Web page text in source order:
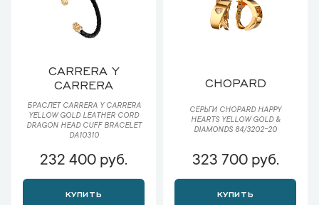
CARRERA Y
CARRERA
БРАСЛЕТ CARRERA Y CARRERA
YELLOW GOLD LEATHER CORD
DRAGON HEAD CUFF BRACELET
DA10310
232 400 руб.
КУПИТЬ
CHOPARD
СЕРЬГИ CHOPARD HAPPY
HEARTS YELLOW GOLD &
DIAMONDS 84/3202-20
323 700 руб.
КУПИТЬ